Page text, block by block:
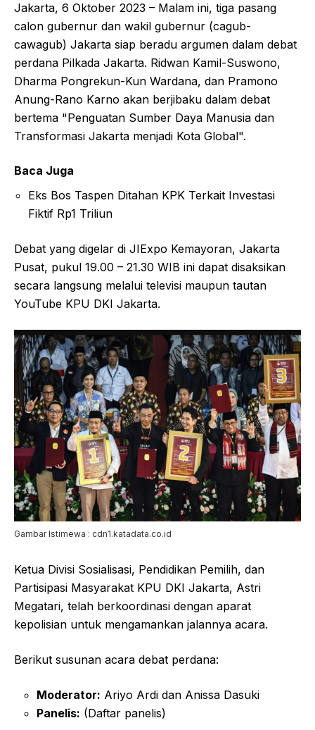
Jakarta, 6 Oktober 2023 – Malam ini, tiga pasang
calon gubernur dan wakil gubernur (cagub-
cawagub) Jakarta siap beradu argumen dalam debat
perdana Pilkada Jakarta. Ridwan Kamil-Suswono,
Dharma Pongrekun-Kun Wardana, dan Pramono
Anung-Rano Karno akan berjibaku dalam debat
bertema "Penguatan Sumber Daya Manusia dan
Transformasi Jakarta menjadi Kota Global".
Baca Juga
Eks Bos Taspen Ditahan KPK Terkait Investasi
Fiktif Rp1 Triliun
Debat yang digelar di JIExpo Kemayoran, Jakarta
Pusat, pukul 19.00 – 21.30 WIB ini dapat disaksikan
secara langsung melalui televisi maupun tautan
YouTube KPU DKI Jakarta.
Gambar Istimewa : cdn1.katadata.co.id
Ketua Divisi Sosialisasi, Pendidikan Pemilih, dan
Partisipasi Masyarakat KPU DKI Jakarta, Astri
Megatari, telah berkoordinasi dengan aparat
kepolisian untuk mengamankan jalannya acara.
Berikut susunan acara debat perdana:
Moderator: Ariyo Ardi dan Anissa Dasuki
Panelis: (Daftar panelis)